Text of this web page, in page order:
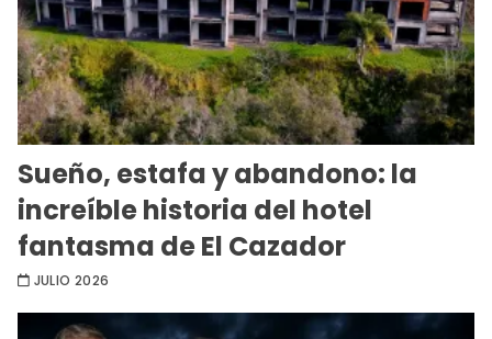
Sueño, estafa y abandono: la
increíble historia del hotel
fantasma de El Cazador
JULIO 2026